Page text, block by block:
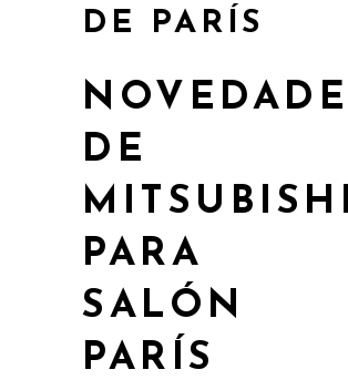
DE PARÍS
DE
MITSUBISHI
PARA
SALÓN
PARÍS